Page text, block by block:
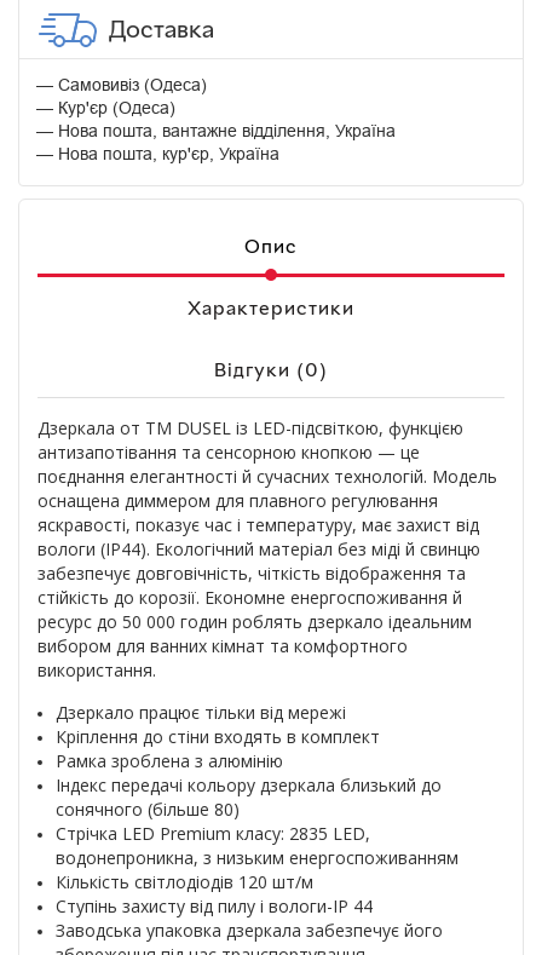
Доставка
Самовивіз (Одеса)
Кур'єр (Одеса)
Нова пошта, вантажне відділення, Україна
Нова пошта, кур'єр, Україна
Опис
Характеристики
Відгуки (0)
Дзеркала от ТМ DUSEL із LED-підсвіткою, функцією
антизапотівання та сенсорною кнопкою — це
поєднання елегантності й сучасних технологій. Модель
оснащена диммером для плавного регулювання
яскравості, показує час і температуру, має захист від
вологи (IP44). Екологічний матеріал без міді й свинцю
забезпечує довговічність, чіткість відображення та
стійкість до корозії. Економне енергоспоживання й
ресурс до 50 000 годин роблять дзеркало ідеальним
вибором для ванних кімнат та комфортного
використання.
Дзеркало працює тільки від мережі
Кріплення до стіни входять в комплект
Рамка зроблена з алюмінію
Індекс передачі кольору дзеркала близький до
сонячного (більше 80)
Стрічка LED Premium класу: 2835 LED,
водонепроникна, з низьким енергоспоживанням
Кількість світлодіодів 120 шт/м
Ступінь захисту від пилу і вологи-IP 44
Заводська упаковка дзеркала забезпечує його